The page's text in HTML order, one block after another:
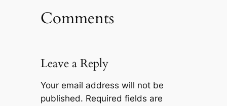
Comments
Leave a Reply
Your email address will not be
published. Required fields are